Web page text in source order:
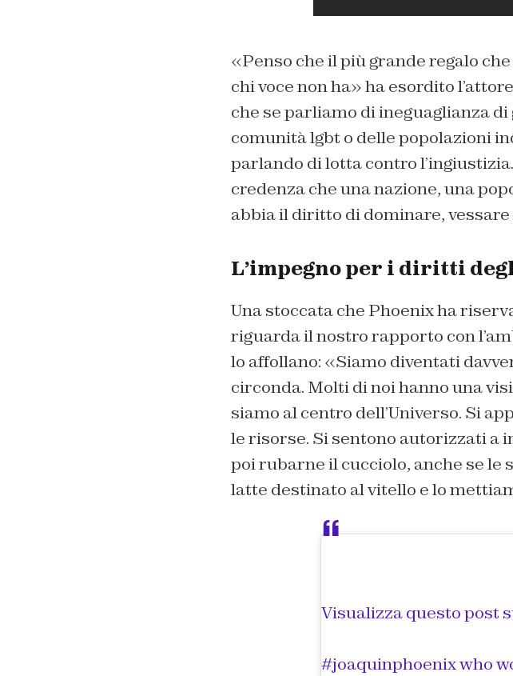
«Penso che il più grande regalo
chi voce non ha» ha esordito
che se parliamo di ineguaglianza
comunità lgbt o delle popolazioni
parlando di lotta contro
credenza che una nazione, una
abbia il diritto di dominare,
L’impegno per i diritti
Una stoccata che Phoenix ha
riguarda il nostro rapporto con
lo affollano: «Siamo diventati
circonda. Molti di noi hanno una
siamo al centro dell’Universo. Si
le risorse. Si sentono autorizzati a
poi rubarne il cucciolo, anche se le
latte destinato al vitello e lo
Visualizza questo post
#joaquinphoenix who